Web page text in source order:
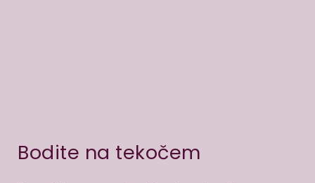
Bodite na tekočem